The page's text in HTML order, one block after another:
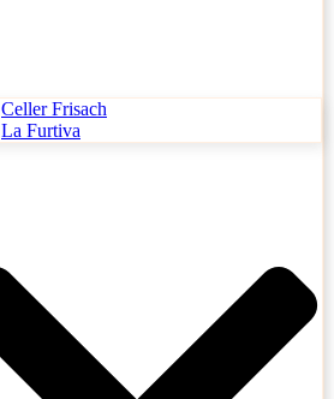
Celler Frisach
La Furtiva